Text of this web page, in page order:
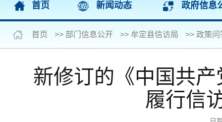
首页 新闻动态 政府信息
首页 >> 部门信息公开 >> 牟定县信访局 >> 政策问
新修订的《中国共
履行信